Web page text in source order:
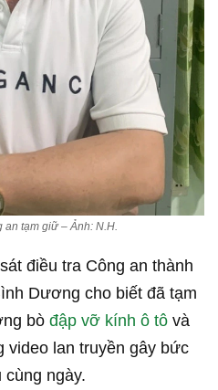
an tạm giữ – Ảnh: N.H.
điều tra Công an thành
Dương cho biết đã tạm
bò đập vỡ kính ô tô và
video lan truyền gây bức
cùng ngày.